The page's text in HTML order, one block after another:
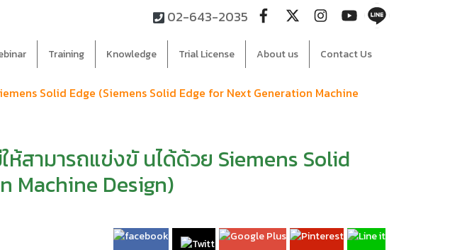
02-643-2035
Training Knowledge Trial License About us Contact Us
Solid Edge (Siemens Solid Edge for Next Generation Machine
สามารถแข่งขั นได้ด้วย Siemens Solid
Machine Design)